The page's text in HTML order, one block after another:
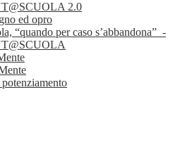
2.0
ed opro
“quando per caso s’abbandona” -